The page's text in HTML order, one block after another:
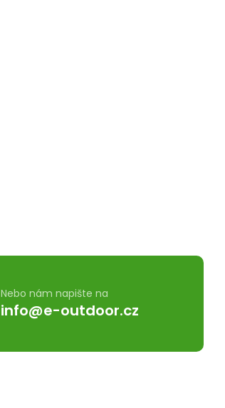
Nebo nám napište na
info@e-outdoor.cz